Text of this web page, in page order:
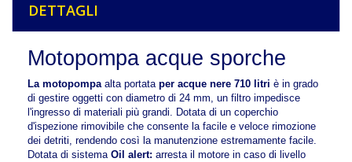
DETTAGLI
Motopompa acque sporche
La motopompa alta portataper acque nere 710 litri è in grado
di gestire oggetti con diametro di 24 mm, un filtro impedisce
l'ingresso di materiali più grandi. Dotata di un coperchio
d'ispezione rimovibile che consente la facile e veloce rimozione
dei detriti, rendendo così la manutenzione estremamente facile.
Dotata di sistema Oil alert: arresta il motore in caso di livello